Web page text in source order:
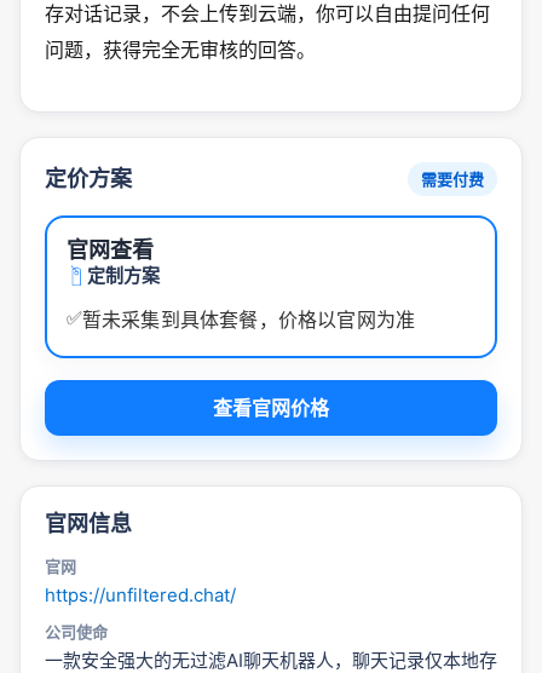
存对话记录，不会上传到云端，你可以自由提问任何
问题，获得完全无审核的回答。
定价方案 需要付费
官网查看
定制方案
✅暂未采集到具体套餐，价格以官网为准
查看官网价格
官网信息
官网
https://unfiltered.chat/
公司使命
一款安全强大的无过滤AI聊天机器人，聊天记录仅本地存